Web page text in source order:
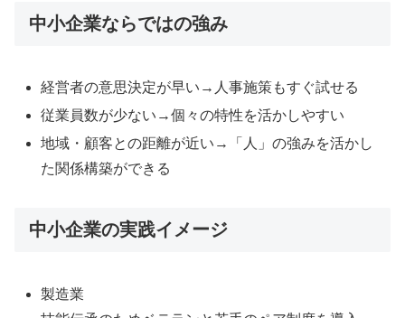
中小企業ならではの強み
経営者の意思決定が早い→人事施策もすぐ試せる
従業員数が少ない→個々の特性を活かしやすい
地域・顧客との距離が近い→「人」の強みを活かし
た関係構築ができる
中小企業の実践イメージ
製造業